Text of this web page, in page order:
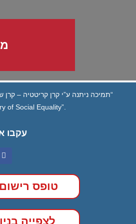
“תמיכה ניתנה ע”י קרן קריטטיה –
of Social Equality”.
עקבו
טופס
לצפייה